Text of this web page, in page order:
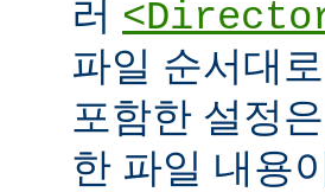
러
파일 순서대
포함한 설정은
한 파일 내용